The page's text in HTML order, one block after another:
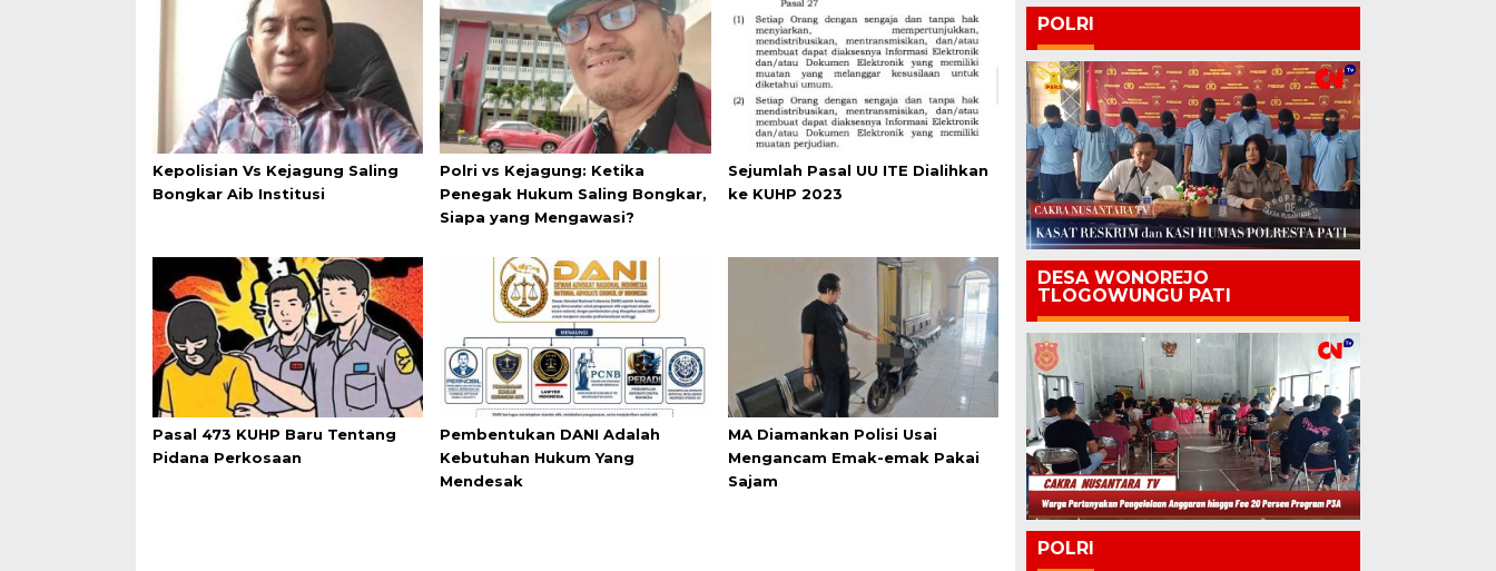
Kepolisian Vs Kejagung Saling
Bongkar Aib Institusi
Polri vs Kejagung: Ketika
Penegak Hukum Saling Bongkar,
Siapa yang Mengawasi?
Sejumlah Pasal UU ITE Dialihkan
ke KUHP 2023
Pasal 473 KUHP Baru Tentang
Pidana Perkosaan
Pembentukan DANI Adalah
Kebutuhan Hukum Yang
Mendesak
MA Diamankan Polisi Usai
Mengancam Emak-emak Pakai
Sajam
POLRI
DESA WONOREJO
TLOGOWUNGU PATI
POLRI